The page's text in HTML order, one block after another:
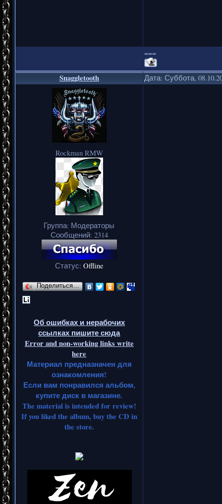
===
Snaggletooth Дата: Суббота,
Rockman RMW
Группа: Модераторы
Сообщений: 2314
Статус: Offline
Поделиться…
Об ошибках и нерабочих
ссылках пишите сюда
Error and non-working links write
here
Материал предназначен для
ознакомления!
Если вам понравился альбом,
купите диск в магазине.
The material is intended for review!
If you liked the album, buy the CD in
the store.